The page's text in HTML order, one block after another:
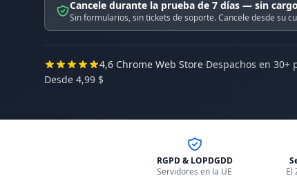
Cancele durante la prueba de 7 días — sin
Sin formularios, sin tickets de soporte. Cancele desde su
4,6 Chrome Web Store·Despachos en 30+
Desde 4,99 $
RGPD & LOPDGDD
Servidores en la UE
El